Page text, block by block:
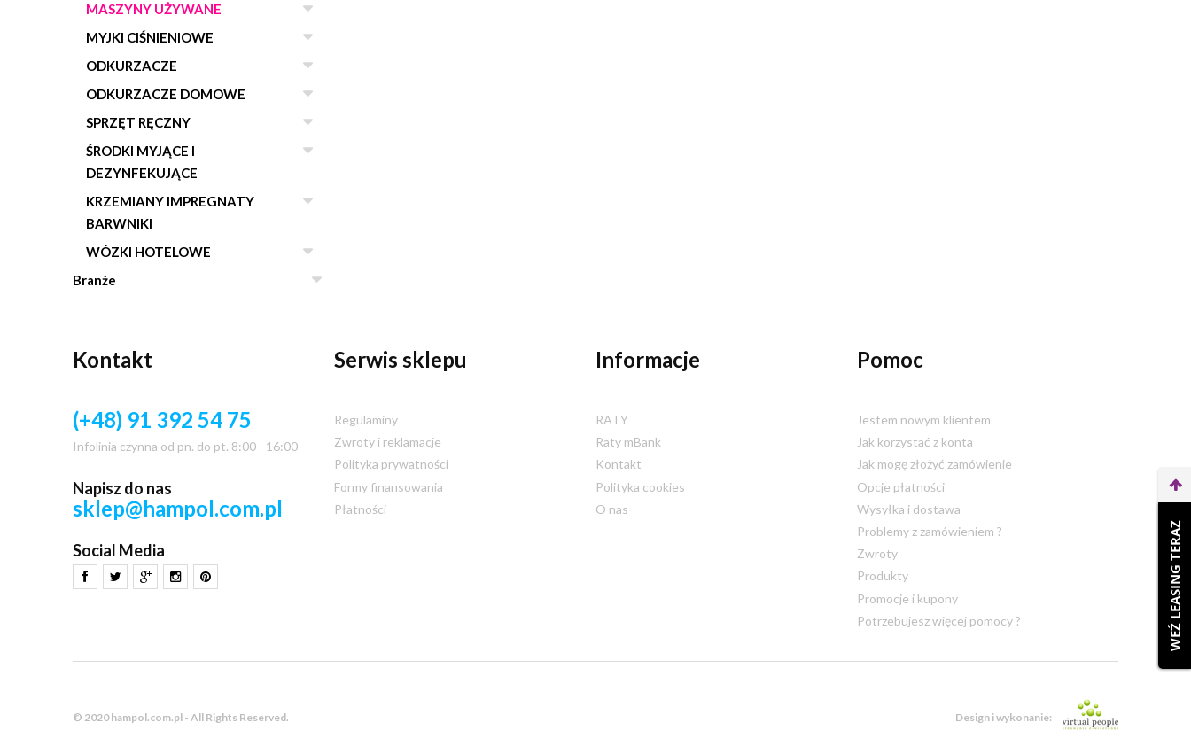
MASZYNY UŻYWANE
MYJKI CIŚNIENIOWE
ODKURZACZE
ODKURZACZE DOMOWE
SPRZĘT RĘCZNY
ŚRODKI MYJĄCE I
DEZYNFEKUJĄCE
KRZEMIANY IMPREGNATY
BARWNIKI
WÓZKI HOTELOWE
Branże
Kontakt
(+48) 91 392 54 75
Infolinia czynna od pn. do pt. 8:00 - 16:00
Napisz do nas
sklep@hampol.com.pl
Social Media
Serwis sklepu
Regulaminy
Zwroty i reklamacje
Polityka prywatności
Formy finansowania
Płatności
Informacje
RATY
Raty mBank
Kontakt
Polityka cookies
O nas
Pomoc
Jestem nowym klientem
Jak korzystać z konta
Jak mogę złożyć zamówienie
Opcje płatności
Wysyłka i dostawa
Problemy z zamówieniem ?
Zwroty
Produkty
Promocje i kupony
Potrzebujesz więcej pomocy ?
© 2020 hampol.com.pl - All Rights Reserved. Design i wykonanie:
WEŹ LEASING TERAZ